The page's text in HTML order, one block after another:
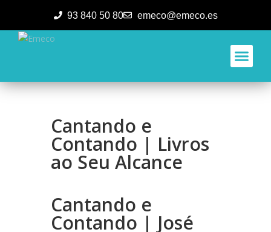
93 840 50 80 emeco@emeco.es
Cantando e
Contando | Livros
ao Seu Alcance
Cantando e
Contando | José